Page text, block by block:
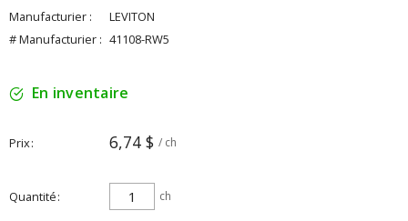
Manufacturier :
LEVITON
# Manufacturier : 41108-RW5
En inventaire
Prix 6,74 $ / ch
Quantité ch